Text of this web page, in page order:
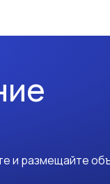
и размещайте